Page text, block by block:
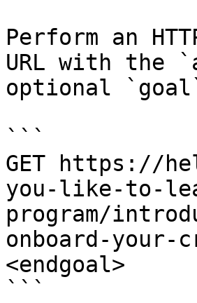
Perform an
URL with the
optional
```
GET https://
you-like-to-
program/
onboard-your-
<endgoal>
```